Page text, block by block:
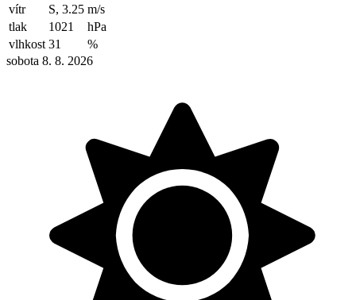
vítr
S, 3.25 m/s
tlak
1021
hPa
vlhkost 31
%
sobota 8. 8. 2026